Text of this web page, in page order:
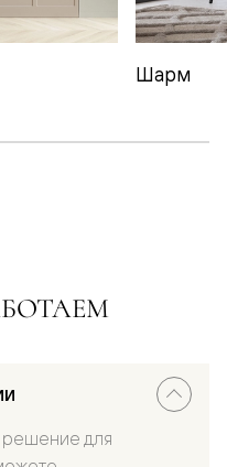
Шарм
для